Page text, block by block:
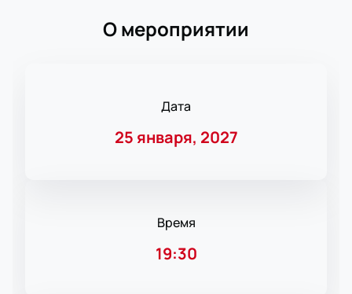
О мероприятии
Дата
25 января, 2027
Время
19:30